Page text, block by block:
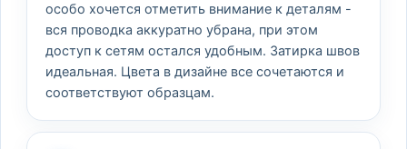
особо хочется отметить внимание к деталям -
вся проводка аккуратно убрана, при этом
доступ к сетям остался удобным. Затирка швов
идеальная. Цвета в дизайне все сочетаются и
соответствуют образцам.